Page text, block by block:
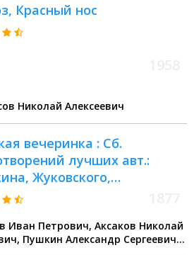
Красный нос
Николай Алексеевич
вечеринка : Сб.
лучших авт.:
Жуковского,
Крылова,
Мятлева, Майкова,
и др. для детей
Петрович, Аксаков Николай
Сергеевич,